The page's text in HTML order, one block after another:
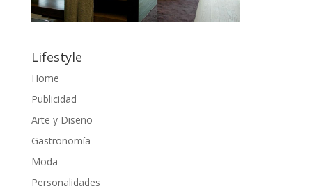
Lifestyle
Home
Publicidad
Arte y Diseño
Gastronomía
Moda
Personalidades